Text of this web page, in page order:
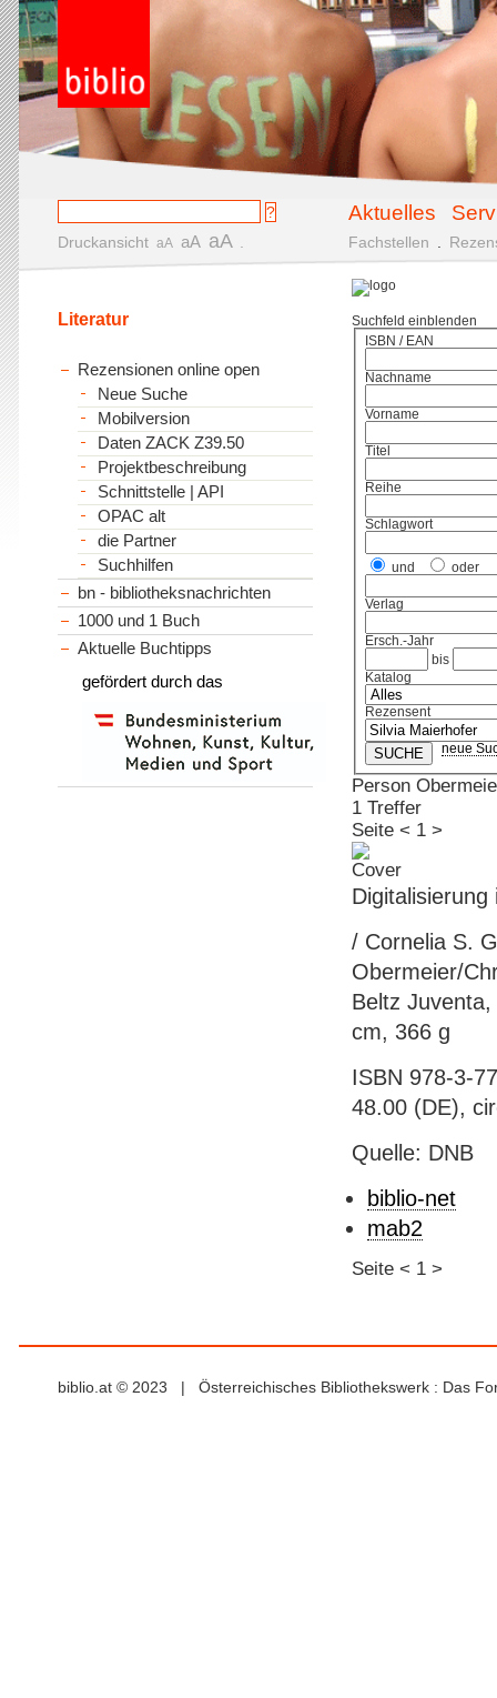
Aktuelles
Druckansicht aA aA aA Fachstellen
Suchfeld einblenden
ISBN / EAN
Nachname
Vorname
Titel
Reihe
Schlagwort
und oder
Verlag
Ersch.-Jahr
bis
Katalog
Rezensent
neue
Person
1 Treffer
Seite < 1 >
/ Cornelia S.
Obermeier/
Beltz
cm, 366 g
ISBN 978-3-
48.00 (DE),
Quelle: DNB
biblio-net
mab2
Seite < 1 >
Literatur
Rezensionen online open
Neue Suche
Mobilversion
Daten ZACK Z39.50
Projektbeschreibung
Schnittstelle | API
OPAC alt
die Partner
Suchhilfen
bn - bibliotheksnachrichten
1000 und 1 Buch
Aktuelle Buchtipps
gefördert durch das
biblio.at © 2023 | Österreichisches Bibliothekswerk : Das